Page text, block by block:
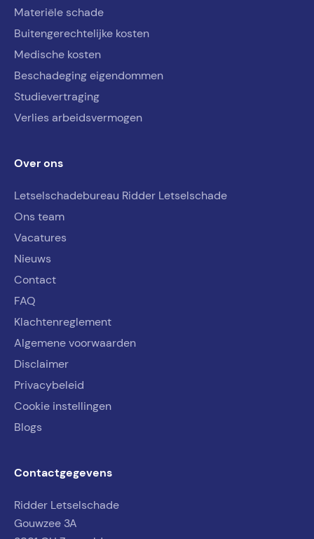
Materiële schade
Buitengerechtelijke kosten
Medische kosten
Beschadeging eigendommen
Studievertraging
Verlies arbeidsvermogen
Over ons
Letselschadebureau Ridder Letselschade
Ons team
Vacatures
Nieuws
Contact
FAQ
Klachtenreglement
Algemene voorwaarden
Disclaimer
Privacybeleid
Cookie instellingen
Blogs
Contactgegevens
Ridder Letselschade
Gouwzee 3A